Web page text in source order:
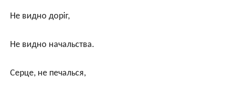
Не видно доріг,
Не видно начальства.
Серце, не печалься,